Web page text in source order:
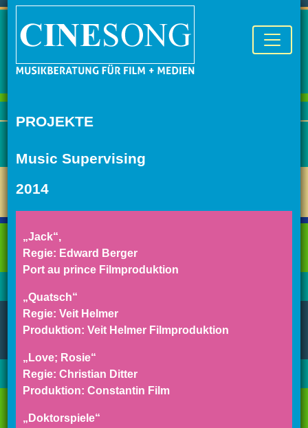
PROJEKTE
Music Supervising
2014
„Jack“,
Regie: Edward Berger
Port au prince Filmproduktion
„Quatsch“
Regie: Veit Helmer
Produktion: Veit Helmer Filmproduktion
„Love; Rosie“
Regie: Christian Ditter
Produktion: Constantin Film
„Doktorspiele“